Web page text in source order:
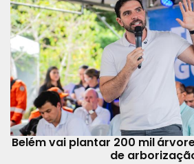
Belém vai plantar 200 mil
de